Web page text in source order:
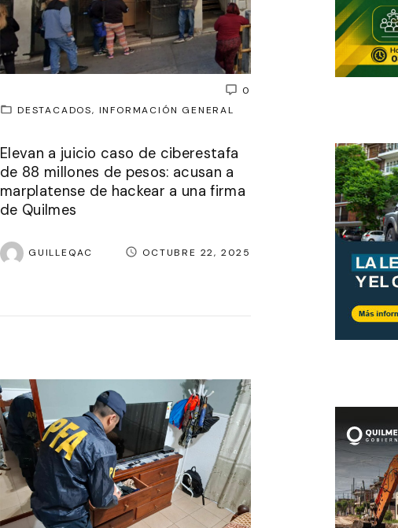
0
DESTACADOS
INFORMACIÓN GENERAL
Elevan a juicio caso de ciberestafa
de 88 millones de pesos: acusan a
marplatense de hackear a una firma
de Quilmes
GUILLEQAC OCTUBRE 22, 2025